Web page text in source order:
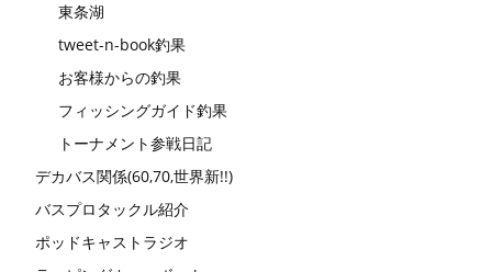
東条湖
tweet-n-book釣果
お客様からの釣果
フィッシングガイド釣果
トーナメント参戦日記
デカバス関係(60,70,世界新!!)
バスプロタックル紹介
ポッドキャストラジオ